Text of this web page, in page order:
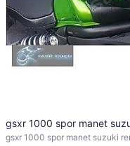
gsxr 1000 spor manet
gsxr 1000 spor manet suzuki